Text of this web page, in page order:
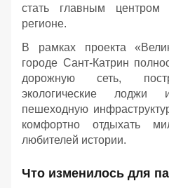
стать главным центром
регионе.
В рамках проекта
городе Сант-Катрин
дорожную сеть,
экологические
пешеходную
комфортно отдыхать
любителей истории.
Что изменилось для